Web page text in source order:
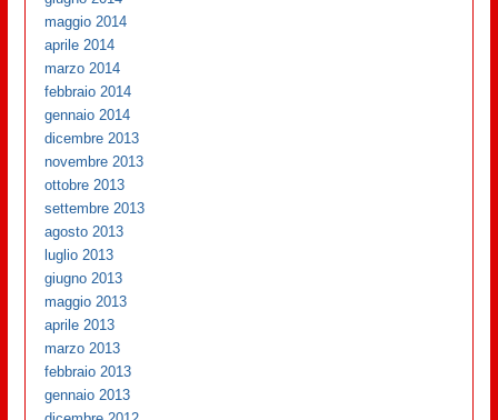
maggio 2014
aprile 2014
marzo 2014
febbraio 2014
gennaio 2014
dicembre 2013
novembre 2013
ottobre 2013
settembre 2013
agosto 2013
luglio 2013
giugno 2013
maggio 2013
aprile 2013
marzo 2013
febbraio 2013
gennaio 2013